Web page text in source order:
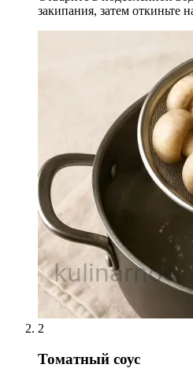
закипания, затем откиньте
2
Томатный соус